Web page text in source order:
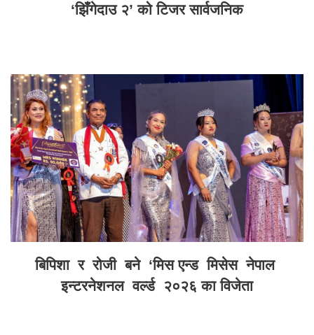
‘झिँगेदाउ २’ को टिजर सार्वजनिक
बिपिशा र रोजी बने ‘मिस एन्ड मिसेस नेपाल
इन्टरनेशनल वर्ल्ड २०२६ का विजेता